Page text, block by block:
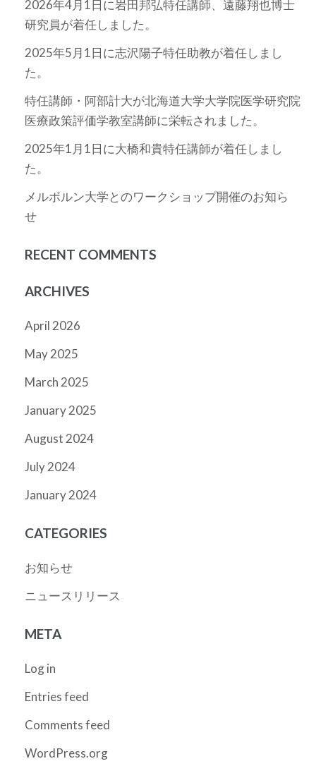
2026年4月1日に岩田邦弘特任講師、遠藤翔也博士
研究員が着任しました。
2025年5月1日に志沢陽子特任助教が着任しまし
た。
特任講師・阿部計大が北海道大学大学院医学研究院
医療政策評価学教室講師に栄転されました。
2025年1月1日に大橋和貴特任講師が着任しまし
た。
メルボルン大学とのワークショップ開催のお知ら
せ
RECENT COMMENTS
ARCHIVES
April 2026
May 2025
March 2025
January 2025
August 2024
July 2024
January 2024
CATEGORIES
お知らせ
ニュースリリース
META
Log in
Entries feed
Comments feed
WordPress.org